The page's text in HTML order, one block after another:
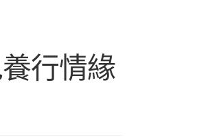
行情緣